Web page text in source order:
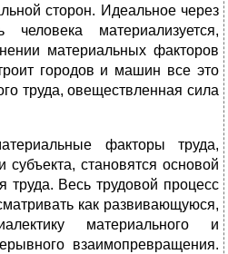
сторон. Идеальное через
человека материализуется,
материальных факторов
городов и машин все это
труда, овеществленная сила
факторы труда,
субъекта, становятся основой
труда. Весь трудовой процесс
как развивающуюся,
материального и
взаимопревращения.